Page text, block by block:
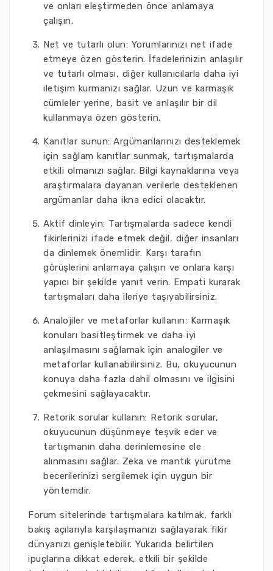
ve onları eleştirmeden önce anlamaya
çalışın.
Net ve tutarlı olun: Yorumlarınızı net ifade
etmeye özen gösterin. İfadelerinizin anlaşılır
ve tutarlı olması, diğer kullanıcılarla daha iyi
iletişim kurmanızı sağlar. Uzun ve karmaşık
cümleler yerine, basit ve anlaşılır bir dil
kullanmaya özen gösterin.
Kanıtlar sunun: Argümanlarınızı desteklemek
için sağlam kanıtlar sunmak, tartışmalarda
etkili olmanızı sağlar. Bilgi kaynaklarına veya
araştırmalara dayanan verilerle desteklenen
argümanlar daha ikna edici olacaktır.
Aktif dinleyin: Tartışmalarda sadece kendi
fikirlerinizi ifade etmek değil, diğer insanları
da dinlemek önemlidir. Karşı tarafın
görüşlerini anlamaya çalışın ve onlara karşı
yapıcı bir şekilde yanıt verin. Empati kurarak
tartışmaları daha ileriye taşıyabilirsiniz.
Analojiler ve metaforlar kullanın: Karmaşık
konuları basitleştirmek ve daha iyi
anlaşılmasını sağlamak için analogiler ve
metaforlar kullanabilirsiniz. Bu, okuyucunun
konuya daha fazla dahil olmasını ve ilgisini
çekmesini sağlayacaktır.
Retorik sorular kullanın: Retorik sorular,
okuyucunun düşünmeye teşvik eder ve
tartışmanın daha derinlemesine ele
alınmasını sağlar. Zeka ve mantık yürütme
becerilerinizi sergilemek için uygun bir
yöntemdir.
Forum sitelerinde tartışmalara katılmak, farklı
bakış açılarıyla karşılaşmanızı sağlayarak fikir
dünyanızı genişletebilir. Yukarıda belirtilen
ipuçlarına dikkat ederek, etkili bir şekilde